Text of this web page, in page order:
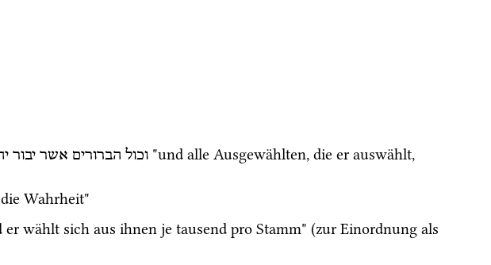
וכול הברורים אשר יבור
"und alle Ausgewählten, die er auswählt,
Wahrheit"